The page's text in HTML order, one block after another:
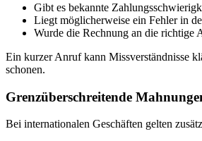
Gibt es bekannte
Liegt möglicherweise ein Fehler in
Wurde die Rechnung an die richtige
Ein kurzer Anruf kann Missverständnisse
schonen.
Grenzüberschreitende
Bei internationalen Geschäften gelten